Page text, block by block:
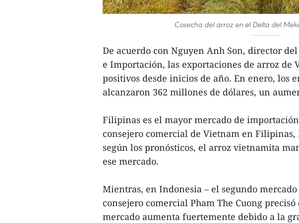
Cosecha del arroz en el Delta del
De acuerdo con Nguyen Anh Son, director
e Importación, las exportaciones de arroz de
positivos desde inicios de año. En enero, los
alcanzaron 362 millones de dólares, un
Filipinas es el mayor mercado de
consejero comercial de Vietnam en Filipinas,
según los pronósticos, el arroz vietnamita
ese mercado.
Mientras, en Indonesia – el segundo
consejero comercial Pham The Cuong
mercado aumenta fuertemente debido a la